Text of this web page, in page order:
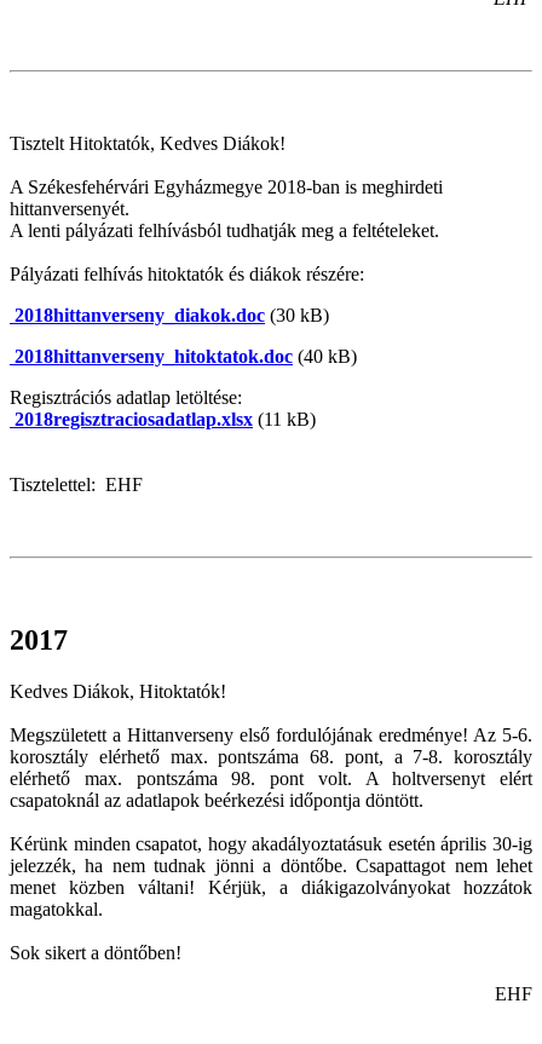
Tisztelt Hitoktatók, Kedves Diákok!
A Székesfehérvári Egyházmegye 2018-ban is meghirdeti
hittanversenyét.
A lenti pályázati felhívásból tudhatják meg a feltételeket.
Pályázati felhívás hitoktatók és diákok részére:
2018hittanverseny_diakok.doc (30 kB)
2018hittanverseny_hitoktatok.doc (40 kB)
Regisztrációs adatlap letöltése:
2018regisztraciosadatlap.xlsx (11 kB)
Tisztelettel: EHF
2017
Kedves Diákok, Hitoktatók!
Megszületett a Hittanverseny első fordulójának eredménye! Az 5-6.
korosztály elérhető max. pontszáma 68. pont, a 7-8. korosztály
elérhető max. pontszáma 98. pont volt. A holtversenyt elért
csapatoknál az adatlapok beérkezési időpontja döntött.
Kérünk minden csapatot, hogy akadályoztatásuk esetén április 30-ig
jelezzék, ha nem tudnak jönni a döntőbe. Csapattagot nem lehet
menet közben váltani! Kérjük, a diákigazolványokat hozzátok
magatokkal.
Sok sikert a döntőben!
EHF